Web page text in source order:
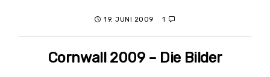
19. JUNI 2009 1
Cornwall 2009 – Die Bilder